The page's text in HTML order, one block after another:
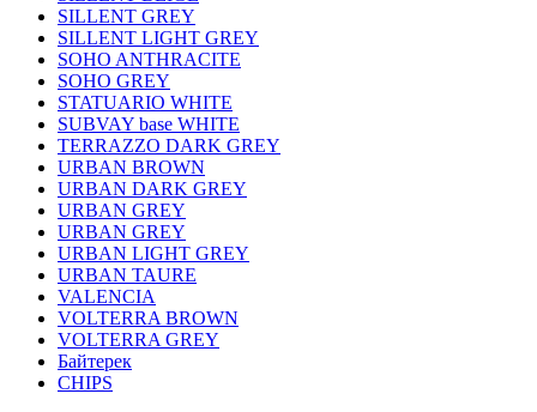
SILLENT GREY
SILLENT LIGHT GREY
SOHO ANTHRACITE
SOHO GREY
STATUARIO WHITE
SUBVAY base WHITE
TERRAZZO DARK GREY
URBAN BROWN
URBAN DARK GREY
URBAN GREY
URBAN GREY
URBAN LIGHT GREY
URBAN TAURE
VALENCIA
VOLTERRA BROWN
VOLTERRA GREY
Байтерек
СHIPS